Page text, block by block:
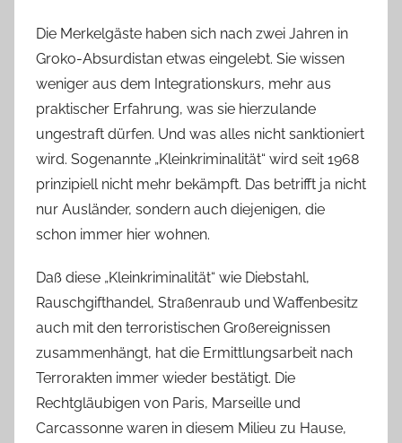
Die Merkelgäste haben sich nach zwei Jahren in
Groko-Absurdistan etwas eingelebt. Sie wissen
weniger aus dem Integrationskurs, mehr aus
praktischer Erfahrung, was sie hierzulande
ungestraft dürfen. Und was alles nicht sanktioniert
wird. Sogenannte „Kleinkriminalität“ wird seit 1968
prinzipiell nicht mehr bekämpft. Das betrifft ja nicht
nur Ausländer, sondern auch diejenigen, die
schon immer hier wohnen.
Daß diese „Kleinkriminalität“ wie Diebstahl,
Rauschgifthandel, Straßenraub und Waffenbesitz
auch mit den terroristischen Großereignissen
zusammenhängt, hat die Ermittlungsarbeit nach
Terrorakten immer wieder bestätigt. Die
Rechtgläubigen von Paris, Marseille und
Carcassonne waren in diesem Milieu zu Hause,